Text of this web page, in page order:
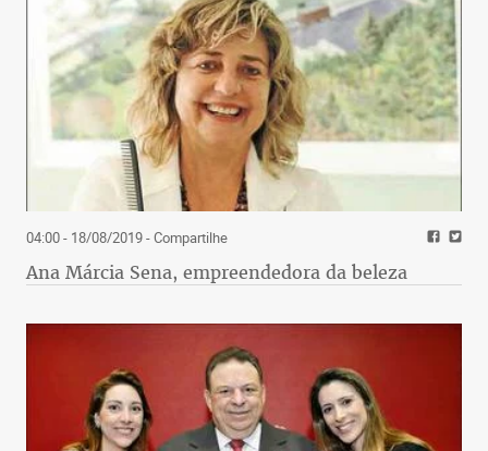
04:00 - 18/08/2019- Compartilhe
Ana Márcia Sena, empreendedora da beleza